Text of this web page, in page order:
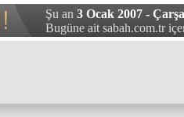
Şu an 3 Ocak 2007 -
Bugüne ait sabah.com.tr